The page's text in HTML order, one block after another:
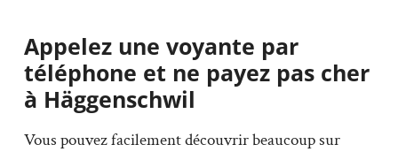
Appelez une voyante par
téléphone et ne payez pas cher
à Häggenschwil
Vous pouvez facilement découvrir beaucoup sur